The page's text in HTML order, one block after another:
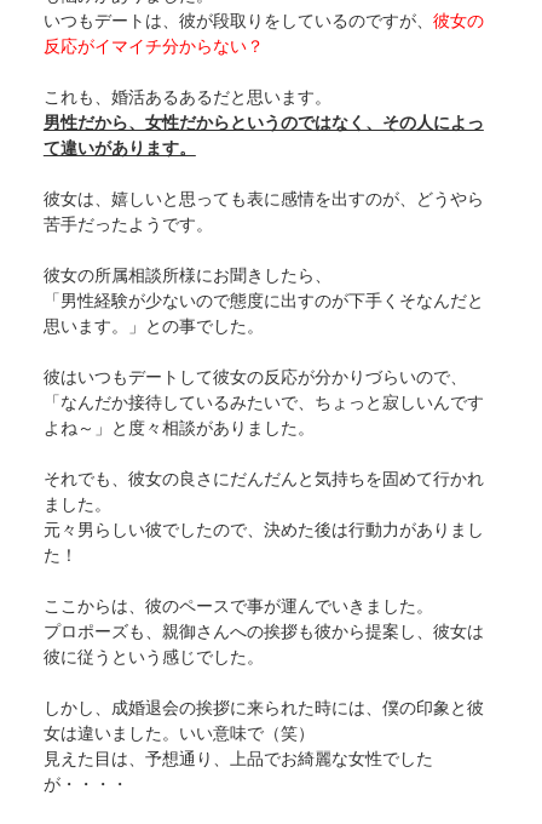
いつもデートは、彼が段取りをしているのですが、 彼女の
反応がイマイチ分からない？
これも、婚活あるあるだと思います。
男性だから、女性だからというのではなく、その人によっ
て違いがあります。
彼女は、嬉しいと思っても表に感情を出すのが、どうやら
苦手だったようです。
彼女の所属相談所様にお聞きしたら、
「男性経験が少ないので態度に出すのが下手くそなんだと
思います。」との事でした。
彼はいつもデートして彼女の反応が分かりづらいので、
「なんだか接待しているみたいで、ちょっと寂しいんです
よね～」と度々相談がありました。
それでも、彼女の良さにだんだんと気持ちを固めて行かれ
ました。
元々男らしい彼でしたので、決めた後は行動力がありまし
た！
ここからは、彼のペースで事が運んでいきました。
プロポーズも、親御さんへの挨拶も彼から提案し、彼女は
彼に従うという感じでした。
しかし、成婚退会の挨拶に来られた時には、僕の印象と彼
女は違いました。いい意味で（笑）
見えた目は、予想通り、上品でお綺麗な女性でした
が・・・・